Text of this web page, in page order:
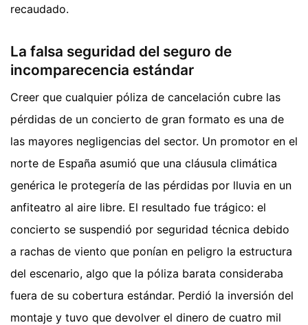
recaudado.
La falsa seguridad del seguro de
incomparecencia estándar
Creer que cualquier póliza de cancelación cubre las
pérdidas de un concierto de gran formato es una de
las mayores negligencias del sector. Un promotor en el
norte de España asumió que una cláusula climática
genérica le protegería de las pérdidas por lluvia en un
anfiteatro al aire libre. El resultado fue trágico: el
concierto se suspendió por seguridad técnica debido
a rachas de viento que ponían en peligro la estructura
del escenario, algo que la póliza barata consideraba
fuera de su cobertura estándar. Perdió la inversión del
montaje y tuvo que devolver el dinero de cuatro mil